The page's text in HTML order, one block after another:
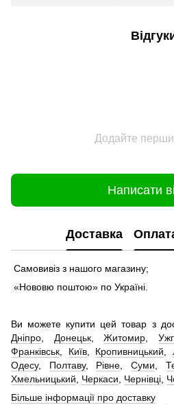
Додайте
Написати
Доставка
Самовивіз з нашого магазину;
«Нововю поштою» по Україні.
Ви можете купити цей товар з
Дніпро, Донецьк,Житомир,
Франківськ, Київ, Кропивницький,
Одесу, Полтаву, Рівне,Суми,
Хмельницький, Черкаси, Чернівці,
Більше інформації про доставку